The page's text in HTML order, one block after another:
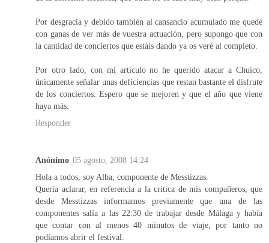
Por desgracia y debido también al cansancio acumulado me quedé
con ganas de ver más de vuestra actuación, pero supongo que con
la cantidad de conciertos que estáis dando ya os veré al completo.
Por otro lado, con mi artículo no he querido atacar a Chuico,
únicamente señalar unas deficiencias que restan bastante el disfrute
de los conciertos. Espero que se mejoren y que el año que viene
haya más.
Responder
Anónimo 05 agosto, 2008 14:24
Hola a todos, soy Alba, componente de Messtizzas.
Quería aclarar, en referencia a la critica de mis compañeros, que
desde Messtizzas informamos previamente que una de las
componentes salía a las 22:30 de trabajar desde Málaga y había
que contar con al menos 40 minutos de viaje, por tanto no
podíamos abrir el festival.